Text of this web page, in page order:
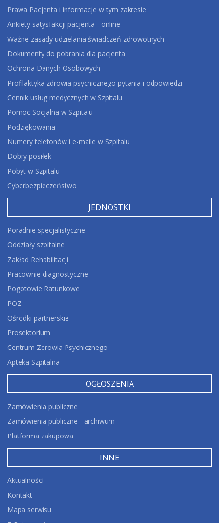
Prawa Pacjenta i informacje w tym zakresie
Ankiety satysfakcji pacjenta - online
Ważne zasady udzielania świadczeń zdrowotnych
Dokumenty do pobrania dla pacjenta
Ochrona Danych Osobowych
Profilaktyka zdrowia psychicznego pytania i odpowiedzi
Cennik usług medycznych w Szpitalu
Pomoc Socjalna w Szpitalu
Podziękowania
Numery telefonów i e-maile w Szpitalu
Dobry posiłek
Pobyt w Szpitalu
Cyberbezpieczeństwo
JEDNOSTKI
Poradnie specjalistyczne
Oddziały szpitalne
Zakład Rehabilitacji
Pracownie diagnostyczne
Pogotowie Ratunkowe
POZ
Ośrodki partnerskie
Prosektorium
Centrum Zdrowia Psychicznego
Apteka Szpitalna
OGŁOSZENIA
Zamówienia publiczne
Zamówienia publiczne - archiwum
Platforma zakupowa
INNE
Aktualności
Kontakt
Mapa serwisu